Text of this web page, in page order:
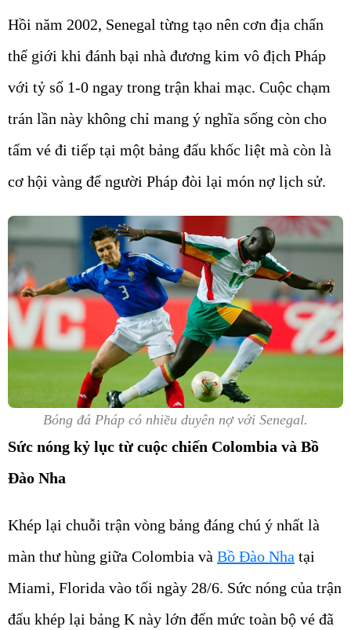
Hồi năm 2002, Senegal từng tạo nên cơn địa chấn
thế giới khi đánh bại nhà đương kim vô địch Pháp
với tỷ số 1-0 ngay trong trận khai mạc. Cuộc chạm
trán lần này không chỉ mang ý nghĩa sống còn cho
tấm vé đi tiếp tại một bảng đấu khốc liệt mà còn là
cơ hội vàng để người Pháp đòi lại món nợ lịch sử.
Bóng đá Pháp có nhiều duyên nợ với Senegal.
Sức nóng kỷ lục từ cuộc chiến Colombia và Bồ
Đào Nha
Khép lại chuỗi trận vòng bảng đáng chú ý nhất là
màn thư hùng giữa Colombia và Bồ Đào Nha tại
Miami, Florida vào tối ngày 28/6. Sức nóng của trận
đấu khép lại bảng K này lớn đến mức toàn bộ vé đã